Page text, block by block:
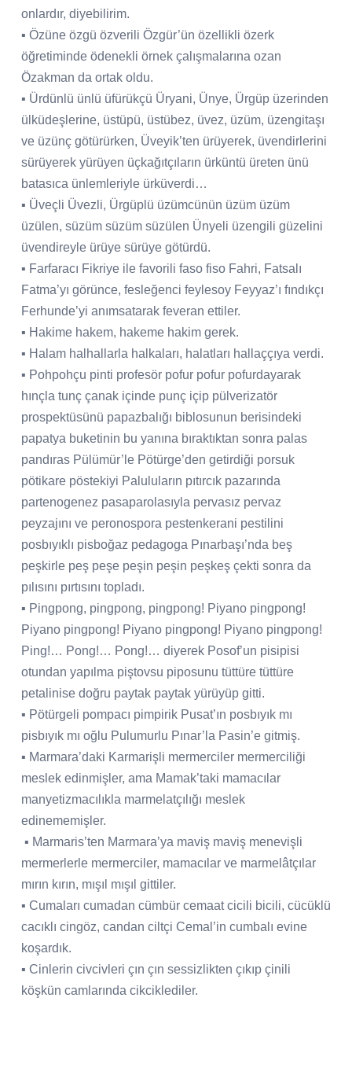
onlardır, diyebilirim.
▪ Özüne özgü özverili Özgür’ün özellikli özerk
öğretiminde ödenekli örnek çalışmalarına ozan
Özakman da ortak oldu.
▪ Ürdünlü ünlü üfürükçü Üryani, Ünye, Ürgüp üzerinden
ülküdeşlerine, üstüpü, üstübez, üvez, üzüm, üzengitaşı
ve üzünç götürürken, Üveyik’ten ürüyerek, üvendirlerini
sürüyerek yürüyen üçkağıtçıların ürküntü üreten ünü
batasıca ünlemleriyle ürküverdi…
▪ Üveçli Üvezli, Ürgüplü üzümcünün üzüm üzüm
üzülen, süzüm süzüm süzülen Ünyeli üzengili güzelini
üvendireyle ürüye sürüye götürdü.
▪ Farfaracı Fikriye ile favorili faso fiso Fahri, Fatsalı
Fatma’yı görünce, fesleğenci feylesoy Feyyaz’ı fındıkçı
Ferhunde’yi anımsatarak feveran ettiler.
▪ Hakime hakem, hakeme hakim gerek.
▪ Halam halhallarla halkaları, halatları hallaççıya verdi.
▪ Pohpohçu pinti profesör pofur pofur pofurdayarak
hınçla tunç çanak içinde punç içip pülverizatör
prospektüsünü papazbalığı biblosunun berisindeki
papatya buketinin bu yanına bıraktıktan sonra palas
pandıras Pülümür’le Pötürge’den getirdiği porsuk
pötikare pöstekiyi Paluluların pıtırcık pazarında
partenogenez pasaparolasıyla pervasız pervaz
peyzajını ve peronospora pestenkerani pestilini
posbıyıklı pisboğaz pedagoga Pınarbaşı’nda beş
peşkirle peş peşe peşin peşin peşkeş çekti sonra da
pılısını pırtısını topladı.
▪ Pingpong, pingpong, pingpong! Piyano pingpong!
Piyano pingpong! Piyano pingpong! Piyano pingpong!
Ping!… Pong!… Pong!… diyerek Posof’un pisipisi
otundan yapılma piştovsu piposunu tüttüre tüttüre
petalinise doğru paytak paytak yürüyüp gitti.
▪ Pötürgeli pompacı pimpirik Pusat’ın posbıyık mı
pisbıyık mı oğlu Pulumurlu Pınar’la Pasin’e gitmiş.
▪ Marmara’daki Karmarişli mermerciler mermerciliği
meslek edinmişler, ama Mamak’taki mamacılar
manyetizmacılıkla marmelatçılığı meslek
edinememişler.
▪ Marmaris’ten Marmara’ya maviş maviş menevişli
mermerlerle mermerciler, mamacılar ve marmelâtçılar
mırın kırın, mışıl mışıl gittiler.
▪ Cumaları cumadan cümbür cemaat cicili bicili, cücüklü
cacıklı cingöz, candan ciltçi Cemal’in cumbalı evine
koşardık.
▪ Cinlerin civcivleri çın çın sessizlikten çıkıp çinili
köşkün camlarında cikciklediler.